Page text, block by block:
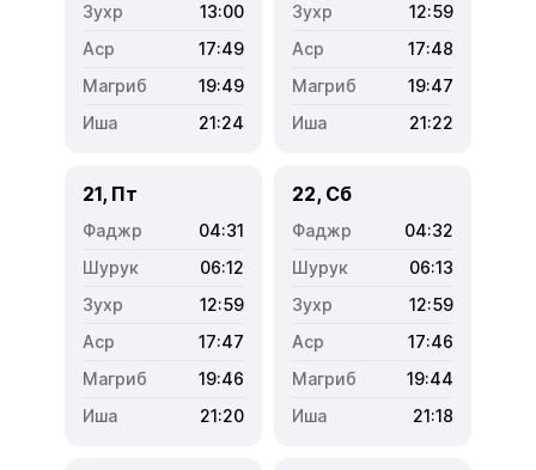
13:00
17:49
19:49
21:24
12:59
17:48
19:47
21:22
21, Пт
04:31
06:12
12:59
17:47
19:46
21:20
22, Сб
04:32
06:13
12:59
17:46
19:44
21:18